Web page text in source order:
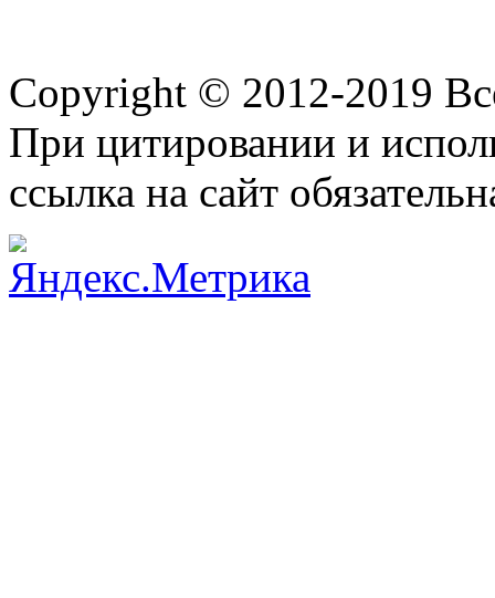
Copyright © 2012-2019
При цитировании и
ссылка на сайт